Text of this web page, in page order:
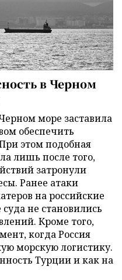
в Черном
море заставила
обеспечить
этом подобная
лишь после того,
затронули
Ранее атаки
на российские
не становились
Кроме того,
когда Россия
морскую логистику.
Турции и как на